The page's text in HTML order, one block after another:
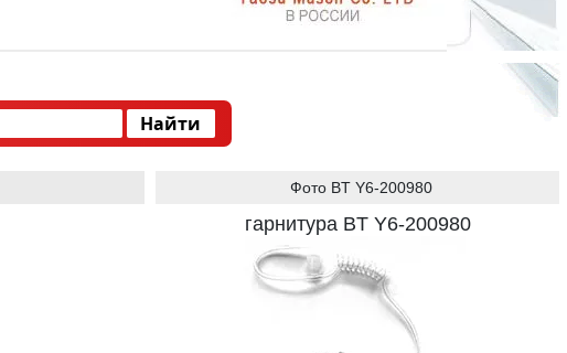
Фото BT Y6-200980
гарнитура BT Y6-200980